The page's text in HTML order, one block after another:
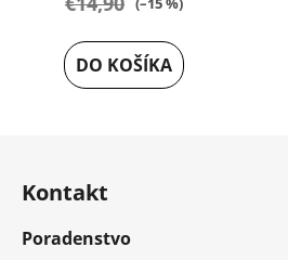
DO KOŠÍKA
Kontakt
Poradenstvo